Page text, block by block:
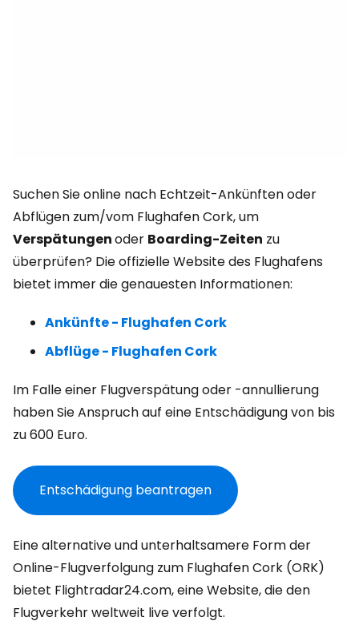
Suchen Sie online nach Echtzeit-Ankünften oder
Abflügen zum/vom Flughafen Cork, um
Verspätungenoder Boarding-Zeiten zu
überprüfen? Die offizielle Website des Flughafens
bietet immer die genauesten Informationen:
Ankünfte - Flughafen Cork
Abflüge - Flughafen Cork
Im Falle einer Flugverspätung oder -annullierung
haben Sie Anspruch auf eine Entschädigung von bis
zu 600 Euro.
Entschädigung beantragen
Eine alternative und unterhaltsamere Form der
Online-Flugverfolgung zum Flughafen Cork (ORK)
bietet Flightradar24.com, eine Website, die den
Flugverkehr weltweit live verfolgt.